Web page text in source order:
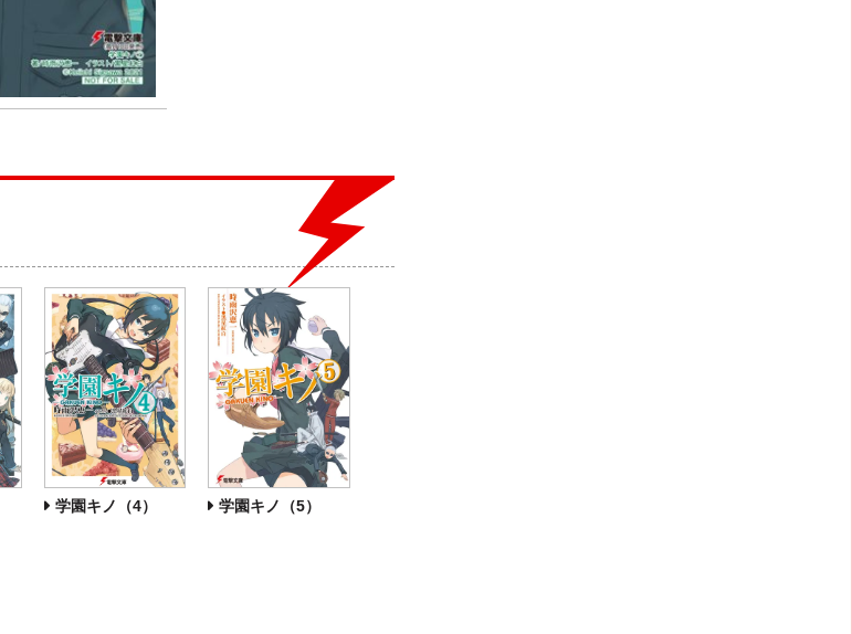
学園キノ（4） 学園キノ（5）